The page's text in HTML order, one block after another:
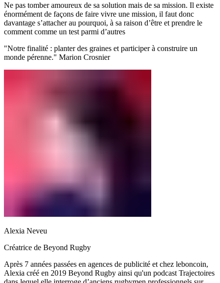
Ne pas tomber amoureux de sa solution mais de sa mission. Il existe
énormément de façons de faire vivre une mission, il faut donc
davantage s’attacher au pourquoi, à sa raison d’être et prendre le
comment comme un test parmi d’autres
"Notre finalité : planter des graines et participer à construire un
monde pérenne." Marion Crosnier
Alexia Neveu
Créatrice de Beyond Rugby
Après 7 années passées en agences de publicité et chez leboncoin,
Alexia créé en 2019 Beyond Rugby ainsi qu'un podcast Trajectoires